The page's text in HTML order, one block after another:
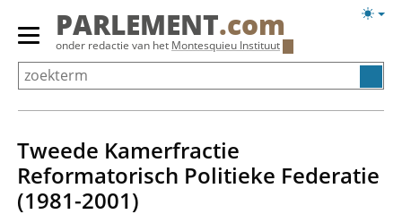
Overslaan
Primair
menu
tonen/verbergen
PARLEMENT.com
onder redactie van het Montesquieu Instituut
Tweede Kamerfractie
Reformatorisch Politieke Federatie
(1981-2001)